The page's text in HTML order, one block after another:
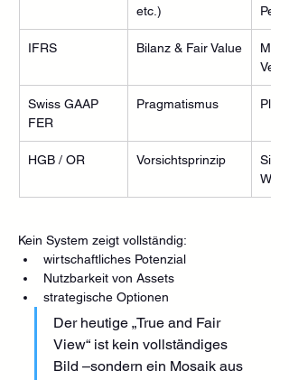
etc.)
IFRS Bilanz & Fair Value
Swiss GAAP
FER
Pragmatismus
HGB / OR Vorsichtsprinzip
Kein System zeigt vollständig:
wirtschaftliches Potenzial
Nutzbarkeit von Assets
strategische Optionen
Der heutige „True and Fair
View“ ist kein vollständiges
Bild –sondern ein Mosaik aus